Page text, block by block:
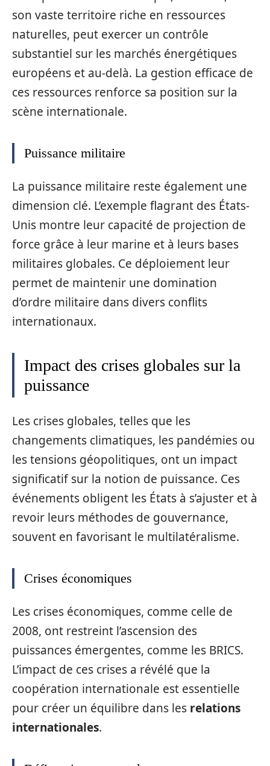
son vaste territoire riche en ressources
naturelles, peut exercer un contrôle
substantiel sur les marchés énergétiques
européens et au-delà. La gestion efficace de
ces ressources renforce sa position sur la
scène internationale.
Puissance militaire
La puissance militaire reste également une
dimension clé. L’exemple flagrant des États-
Unis montre leur capacité de projection de
force grâce à leur marine et à leurs bases
militaires globales. Ce déploiement leur
permet de maintenir une domination
d’ordre militaire dans divers conflits
internationaux.
Impact des crises globales sur la
puissance
Les crises globales, telles que les
changements climatiques, les pandémies ou
les tensions géopolitiques, ont un impact
significatif sur la notion de puissance. Ces
événements obligent les États à s’ajuster et à
revoir leurs méthodes de gouvernance,
souvent en favorisant le multilatéralisme.
Crises économiques
Les crises économiques, comme celle de
2008, ont restreint l’ascension des
puissances émergentes, comme les BRICS.
L’impact de ces crises a révélé que la
coopération internationale est essentielle
pour créer un équilibre dans les relations
internationales.